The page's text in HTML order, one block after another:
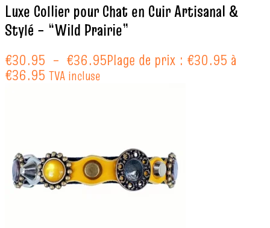
Luxe Collier pour Chat en Cuir Artisanal &
Stylé – “Wild Prairie”
€30.95 – €36.95Plage de prix : €30.95 à
€36.95 TVA incluse